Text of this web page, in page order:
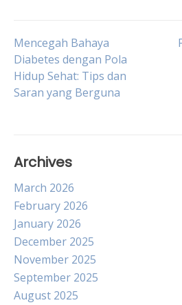
Post
navigation
Mencegah Bahaya
Diabetes dengan Pola
Hidup Sehat: Tips dan
Saran yang Berguna
Archives
March 2026
February 2026
January 2026
December 2025
November 2025
September 2025
August 2025